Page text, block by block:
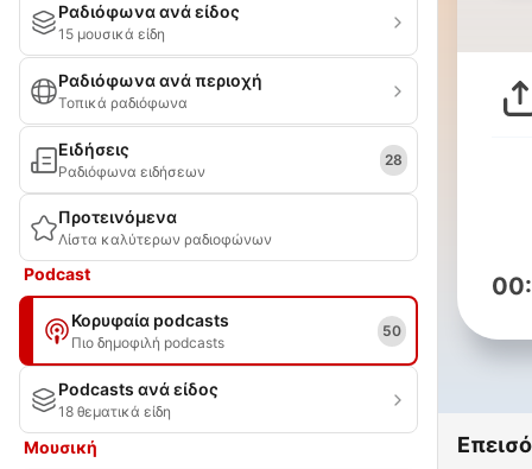
Ραδιόφωνα ανά είδος
15 μουσικά είδη
Ραδιόφωνα ανά περιοχή
Τοπικά ραδιόφωνα
Ειδήσεις
Ραδιόφωνα ειδήσεων
28
Προτεινόμενα
Λίστα καλύτερων ραδιοφώνων
Podcast
Κορυφαία podcasts
Πιο δημοφιλή podcasts
50
Podcasts ανά είδος
18 θεματικά είδη
Μουσική